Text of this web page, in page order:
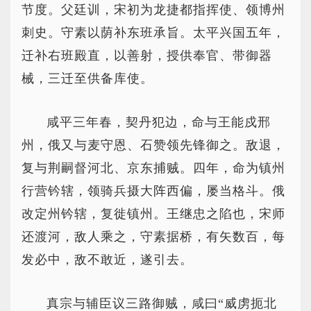
节度。父廷训，宋初为龙捷都指挥使、领博州
刺史。守素以荫补东班承旨。太平兴国五年，
迁补右班殿直，以善射，授供奉官、带御器
械，三迁至供备库使。
咸平三年春，契丹犯边，命与王能戍邢
州，俄又与麦守恩、石赞领先锋御之。敌退，
复与荆嗣督河北、京东捕贼。四年，命为镇州
行营钤辖，领骑兵摄大阵西偏，屡当格斗。俄
改定州钤辖，复徙镇州。王继忠之陷也，宋师
还渡河，敌人乘之，守素据桥，有矢数百，每
发必中，敌不敢近，遂引去。
真宗与辅臣议三路御贼，咸曰“威虏扼北